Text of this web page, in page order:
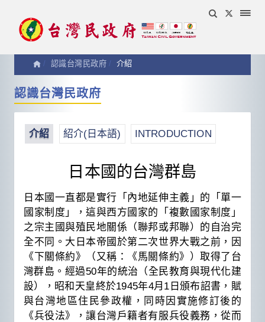
認識台灣民政府 介紹
認識台灣民政府
介紹 紹介(日本語) INTRODUCTION
日本國的台灣群島
日本國一直都是實行「內地延伸主義」的「單一
國家制度」，這與西方國家的「複數國家制度」
之宗主國與殖民地關係（聯邦或邦聯）的自治完
全不同。大日本帝國於第二次世界大戰之前，因
《下關條約》（又稱：《馬關條約》）取得了台
灣群島。經過50年的統治（全民教育與現代化建
設），昭和天皇終於1945年4月1日頒布詔書，賦
與台灣地區住民參政權，同時因實施修訂後的
《兵役法》，讓台灣戶籍者有服兵役義務，從而